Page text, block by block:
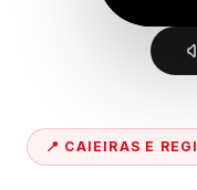
📍 CAIEIRAS E